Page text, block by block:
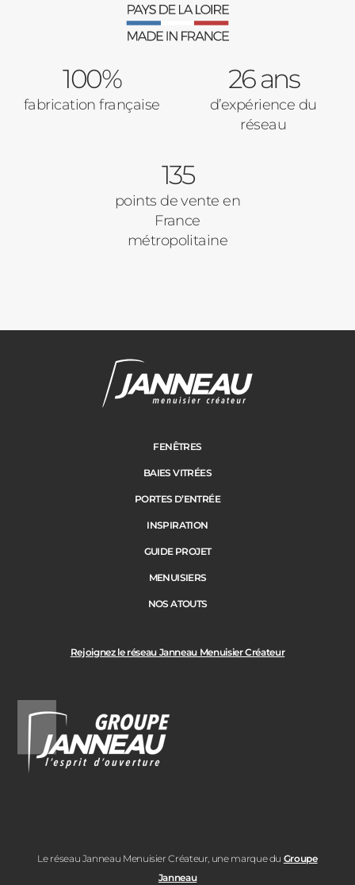
100%
fabrication française
26 ans
d’expérience du
réseau
135
points de vente en
France
métropolitaine
Rejoignez le réseau Janneau Menuisier Créateur
Le réseau Janneau Menuisier Créateur, une marque du Groupe
Janneau
FENÊTRES
BAIES VITRÉES
PORTES D’ENTRÉE
INSPIRATION
GUIDE PROJET
MENUISIERS
NOS ATOUTS